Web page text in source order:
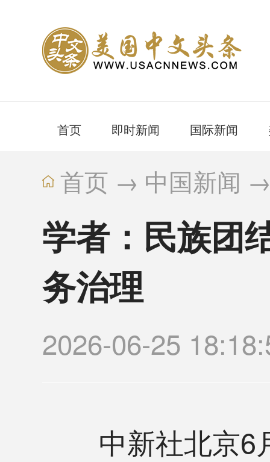
首页 即时新闻 国际新闻
首页 → 中国新闻
学者：民族团
务治理
2026-06-25
中新社北京6